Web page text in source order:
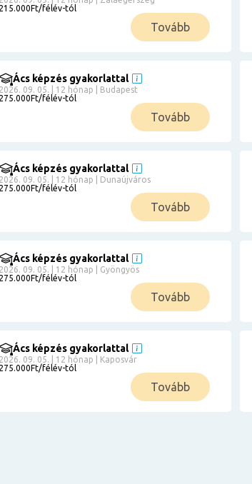
215.000Ft/félév-tól
Tovább
Ács képzés gyakorlattal
2026. 09. 05. | 12 hónap | Budapest
275.000Ft/félév-tól
Tovább
Ács képzés gyakorlattal
2026. 09. 05. | 12 hónap | Dunaújváros
275.000Ft/félév-tól
Tovább
Ács képzés gyakorlattal
2026. 09. 05. | 12 hónap | Gyöngyös
275.000Ft/félév-tól
Tovább
Ács képzés gyakorlattal
2026. 09. 05. | 12 hónap | Kaposvár
275.000Ft/félév-tól
Tovább